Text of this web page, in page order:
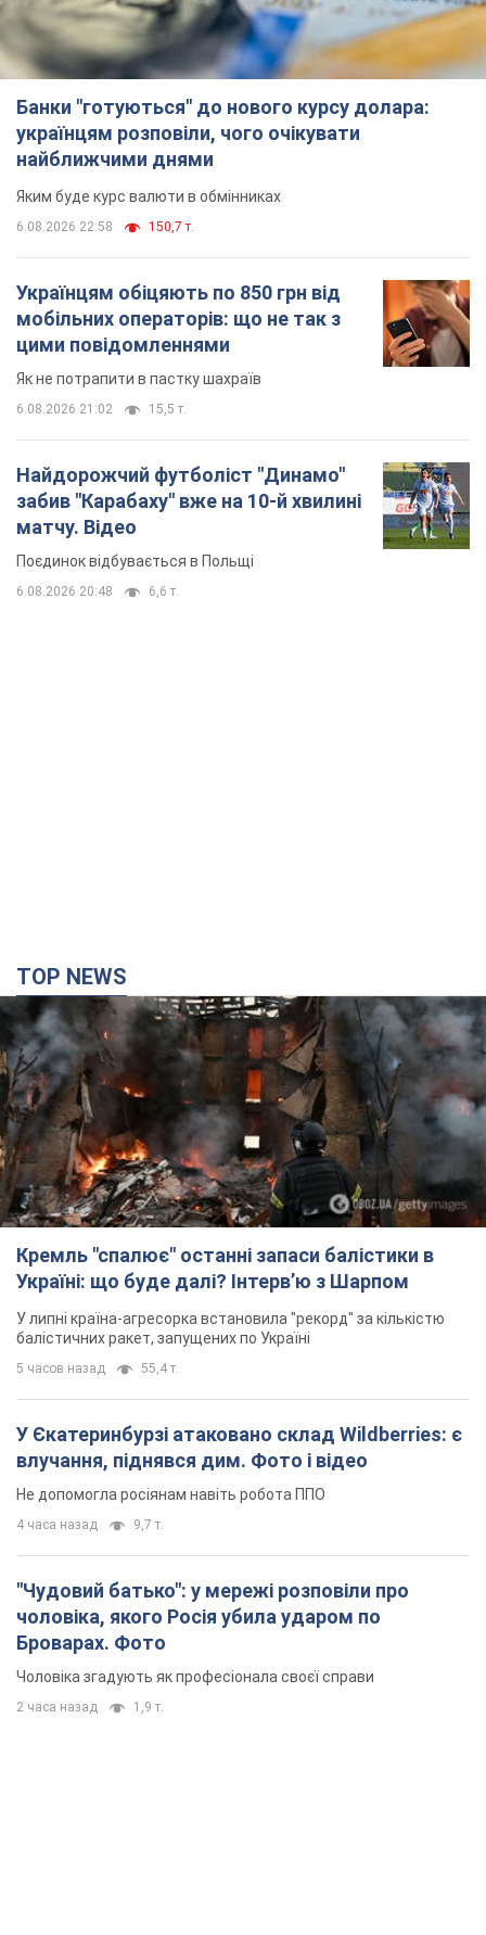
Банки "готуються" до нового курсу долара:
українцям розповіли, чого очікувати
найближчими днями
Яким буде курс валюти в обмінниках
6.08.2026 22:58 150,7 т.
Українцям обіцяють по 850 грн від
мобільних операторів: що не так з
цими повідомленнями
Як не потрапити в пастку шахраїв
6.08.2026 21:02 15,5 т.
Найдорожчий футболіст "Динамо"
забив "Карабаху" вже на 10-й хвилині
матчу. Відео
Поєдинок відбувається в Польщі
6.08.2026 20:48 6,6 т.
TOP NEWS
Кремль "спалює" останні запаси балістики в
Україні: що буде далі? Інтерв’ю з Шарпом
У липні країна-агресорка встановила "рекорд" за кількістю
балістичних ракет, запущених по Україні
5 часов назад 55,4 т.
У Єкатеринбурзі атаковано склад Wildberries: є
влучання, піднявся дим. Фото і відео
Не допомогла росіянам навіть робота ППО
4 часа назад 9,7 т.
"Чудовий батько": у мережі розповіли про
чоловіка, якого Росія убила ударом по
Броварах. Фото
Чоловіка згадують як професіонала своєї справи
2 часа назад 1,9 т.